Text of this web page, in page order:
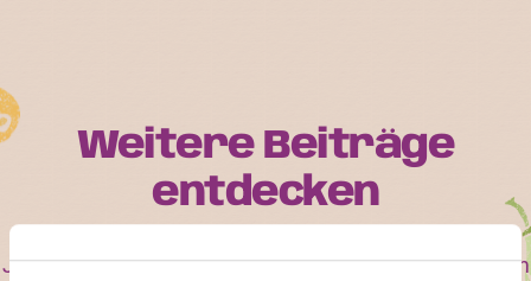
Weitere Beiträge
entdecken
Jede ProSpecieRara-Sorte ist einzigartig im Aussehen, im